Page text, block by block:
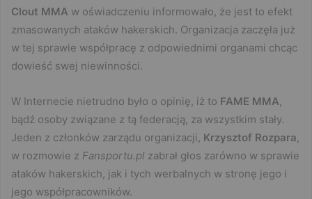
Clout MMA w oświadczeniu informowało, że jest to efekt
zmasowanych ataków hakerskich. Organizacja zaczęła już
w tej sprawie współpracę z odpowiednimi organami chcąc
dowieść swej niewinności.
W Internecie nietrudno było o opinię, iż to FAME MMA,
bądź osoby związane z tą federacją, za wszystkim stały.
Jeden z członków zarządu organizacji, Krzysztof Rozpara,
w rozmowie z Fansportu.pl zabrał głos zarówno w sprawie
ataków hakerskich, jak i tych werbalnych w stronę jego i
jego współpracowników.